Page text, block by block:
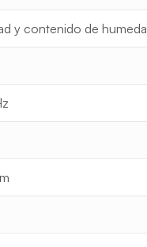
y contenido de